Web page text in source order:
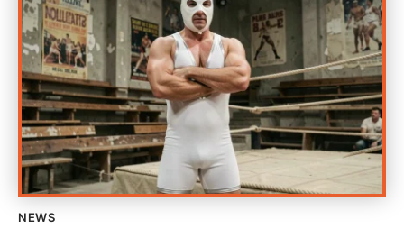
NEWS